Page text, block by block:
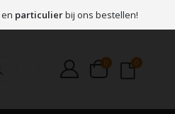
en particulierbij ons bestellen!
0 0